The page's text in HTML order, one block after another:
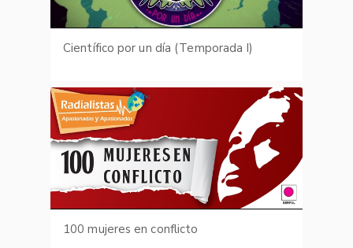
Científico por un día (Temporada I)
100 mujeres en conflicto